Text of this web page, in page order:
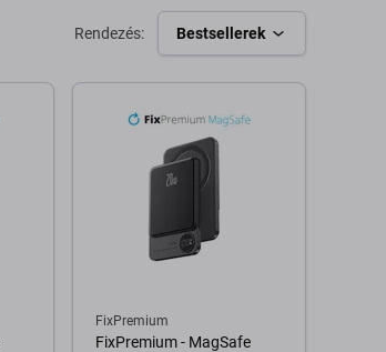
Rendezés: Bestsellerek
FixPremium
FixPremium - MagSafe